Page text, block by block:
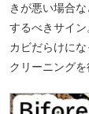
きが悪い場合
するべきサイ
カビだらけにな
クリーニングを